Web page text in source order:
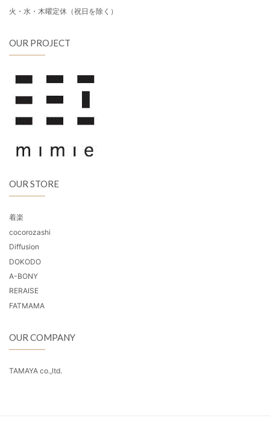
火・水・木曜定休（祝日を除く）
OUR PROJECT
OUR STORE
着楽
cocorozashi
Diffusion
DOKODO
A-BONY
RERAISE
FATMAMA
OUR COMPANY
TAMAYA co.,ltd.